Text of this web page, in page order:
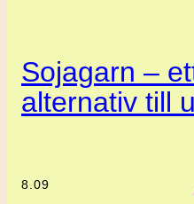
Sojagarn –
alternativ till
8.09